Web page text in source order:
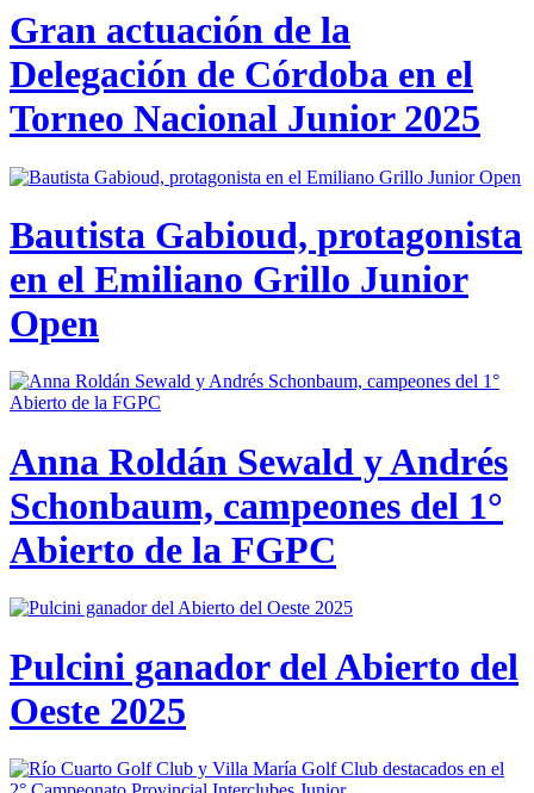
Gran actuación de la
Delegación de Córdoba en el
Torneo Nacional Junior 2025
Bautista Gabioud, protagonista
en el Emiliano Grillo Junior
Open
Anna Roldán Sewald y Andrés
Schonbaum, campeones del 1°
Abierto de la FGPC
Pulcini ganador del Abierto del
Oeste 2025